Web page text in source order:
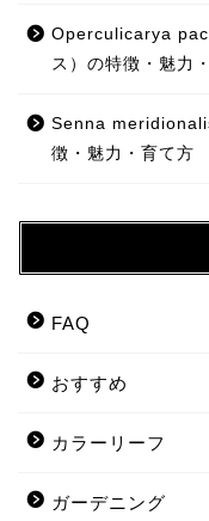
Operculicarya
ス）の特徴・魅力
Senna
徴・魅力・育て方
FAQ
おすすめ
カラーリーフ
ガーデニング